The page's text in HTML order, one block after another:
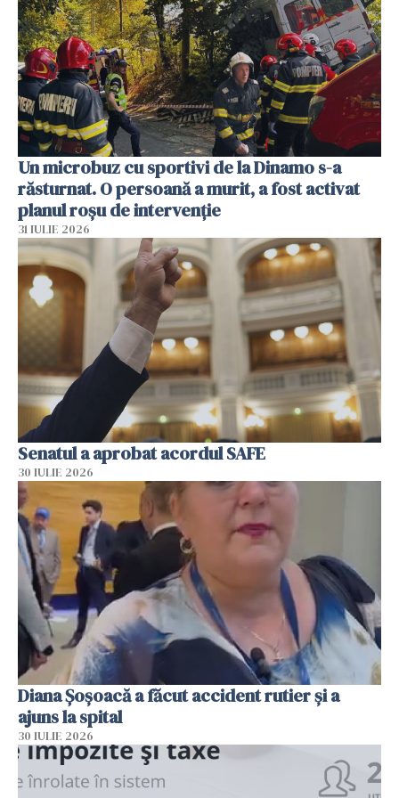
Un microbuz cu sportivi de la Dinamo s-a
răsturnat. O persoană a murit, a fost activat
planul roșu de intervenție
31 IULIE 2026
Senatul a aprobat acordul SAFE
30 IULIE 2026
Diana Șoșoacă a făcut accident rutier și a
ajuns la spital
30 IULIE 2026